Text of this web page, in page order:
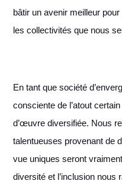
bâtir un avenir meilleur
les collectivités que nous
En tant que société
consciente de l’atout
d’œuvre diversifiée. Nous
talentueuses provenant de
vue uniques seront
diversité et l’inclusion nous